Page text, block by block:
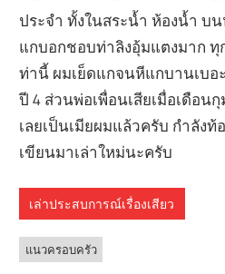
เล่าประสบการณ์เรื่องเสียว
แนวครอบครัว